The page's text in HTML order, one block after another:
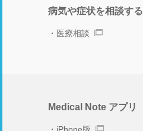
病気や症状を相談する
医療相談
Medical Note アプリ